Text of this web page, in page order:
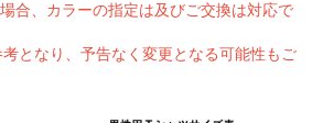
合、カラーの指定は及びご交換は対応で
となり、予告なく変更となる可能性もご